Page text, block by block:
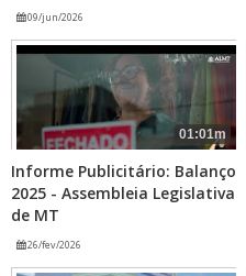
09/jun/2026
01:01m
Informe Publicitário: Balanço
2025 - Assembleia Legislativa
de MT
26/fev/2026